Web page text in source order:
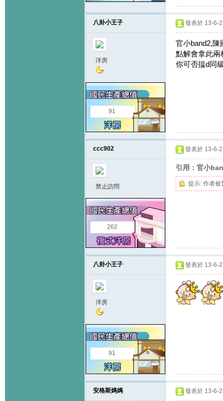
八卦小王子
洋房
91
發表於 13-6-
官小band2,陳
點解會拿此兩
你可否揾d同
ccc902
禁止訪問
262
發表於 13-6-
引用：官小
提示: 作者被
八卦小王子
洋房
91
發表於 13-6-
安格斯媽媽 發表於 13-6-